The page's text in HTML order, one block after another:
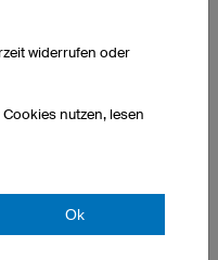
widerrufen oder
nutzen, lesen
Ok